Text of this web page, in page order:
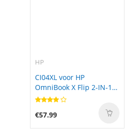
HP
CI04XL voor HP
OmniBook X Flip 2-IN-1
16
€57.99